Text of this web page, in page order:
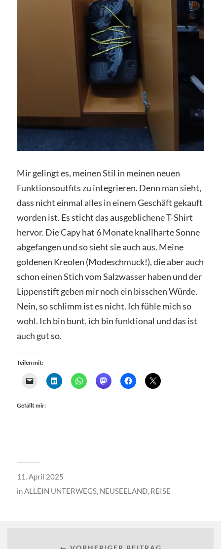
Mir gelingt es, meinen Stil in meinen neuen
Funktionsoutfits zu integrieren. Denn man sieht,
dass nicht einmal alles in einem Geschäft gekauft
worden ist. Es sticht das ausgeblichene T-Shirt
hervor. Die Capy hat 6 Monate knallharte Sonne
abgefangen und so sieht sie auch aus. Meine
goldenen Kreolen (Modeschmuck!), die aber auch
schon einen Stich vom Salzwasser haben und der
Lippenstift geben mir noch ein bisschen Würde.
Nein, so schlimm ist es nicht. Ich fühle mich so
wohl. Ich bin bunt, ich bin funktional und das ist
auch gut so.
Teilen mit:
Gefällt mir:
11. April 2025
inALLEIN UNTERWEGS, NEUSEELAND, REISE